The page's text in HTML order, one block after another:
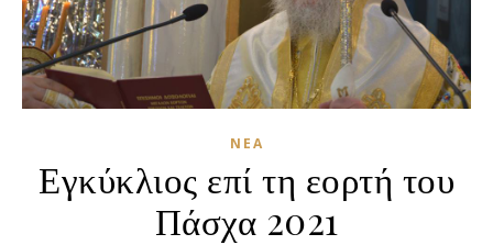
ΝΈΑ
Εγκύκλιος επί τη εορτή του
Πάσχα 2021